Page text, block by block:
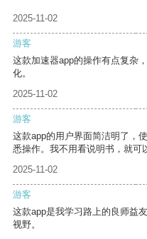
2025-11-02
游客
这款加速器app的操作有点复杂
化。
2025-11-02
游客
这款app的用户界面简洁明了，
悉操作。我不用看说明书，就可
2025-11-02
游客
这款app是我学习路上的良师益
视野。